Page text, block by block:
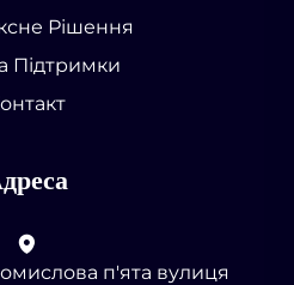
Рішення
Підтримки
п'ята вулиця